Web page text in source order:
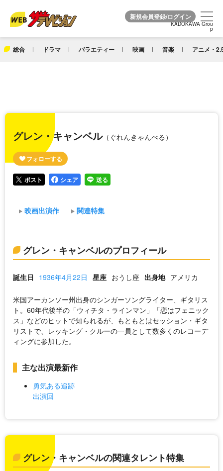
KADOKAWA Grou
p
総合 ドラマ バラエティー 映画 音楽 アニメ・
KADOKAWA Grou
p
グレン・キャンベル（ぐれんきゃんべる）
ポスト シェア 送る
映画出演作 関連特集
グレン・キャンベルのプロフィール
誕生日 1936年4月22日 星座 おうし座 出身地 アメリカ
米国アーカンソー州出身のシンガーソングライター、ギタリス
ト。60年代後半の「ウィチタ・ラインマン」「恋はフェニック
ス」などのヒットで知られるが、もともとはセッション・ギタ
リストで、レッキング・クルーの一員として数多くのレコーデ
ィングに参加した。
主な出演最新作
勇気ある追跡
出演回
グレン・キャンベルの関連タレント特集